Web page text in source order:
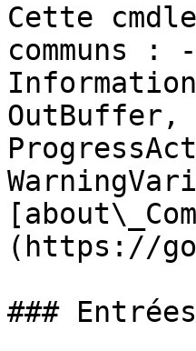
Cette
communs
(https://
### Entrées